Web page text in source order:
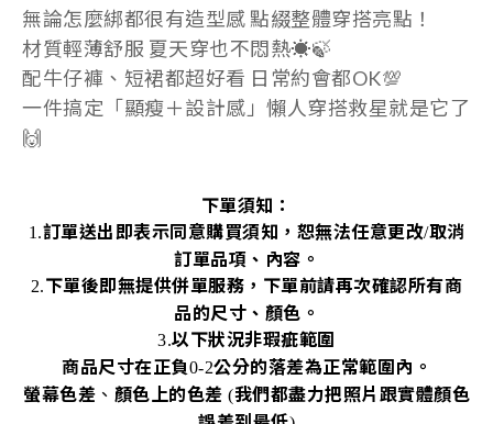
無論怎麼綁都很有造型感 點綴整體穿搭亮點！
材質輕薄舒服 夏天穿也不悶熱☀️🍃
配牛仔褲、短裙都超好看 日常約會都OK💯
一件搞定「顯瘦＋設計感」懶人穿搭救星就是它了
🙌
下單須知：
1.訂單送出即表示同意購買須知，恕無法任意更改/取消
訂單品項、內容。
2.下單後即無提供併單服務，下單前請再次確認所有商
品的尺寸、顏色。
3.以下狀況非瑕疵範圍
商品尺寸在正負0-2公分的落差為正常範圍內。
螢幕色差 、 顏色上的色差 (我們都盡力把照片跟實體顏色